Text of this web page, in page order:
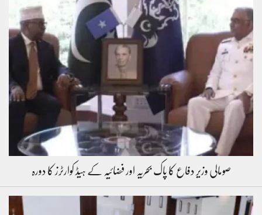
صومالی وزیر دفاع کا پاک بحریہ اور فضائیہ کے ہیڈ کوارٹرز کا دورہ